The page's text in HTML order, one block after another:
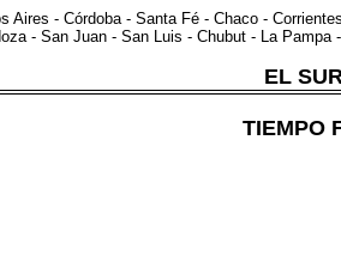
Aires - Córdoba- Santa Fé - Chaco -
- San Juan - San Luis - Chubut - La Pampa
EL
TIEMPO